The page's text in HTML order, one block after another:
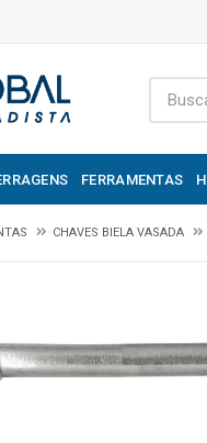
FERRAMENTAS
CHAVES BIELA VASADA